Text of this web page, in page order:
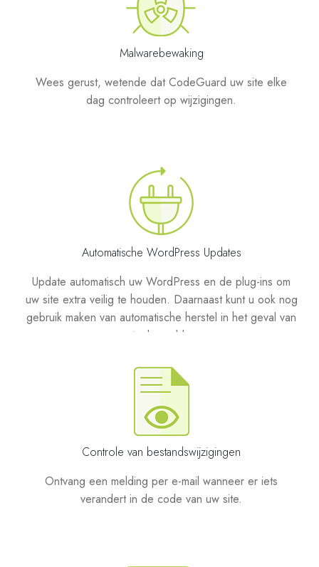
Malwarebewaking
Wees gerust, wetende dat CodeGuard uw site elke
dag controleert op wijzigingen.
Automatische WordPress Updates
Update automatisch uw WordPress en de plug-ins om
uw site extra veilig te houden. Daarnaast kunt u ook nog
gebruik maken van automatische herstel in het geval van
eventuele problemen.
Controle van bestandswijzigingen
Ontvang een melding per e-mail wanneer er iets
verandert in de code van uw site.